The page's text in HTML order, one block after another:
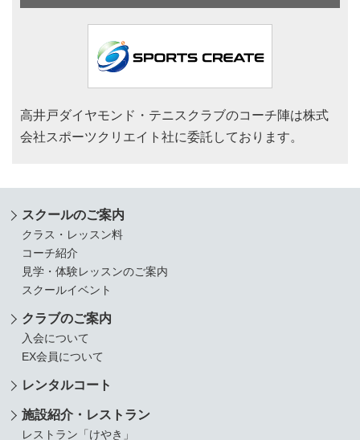
高井戸ダイヤモンド・テニスクラブのコーチ陣は株式
会社スポーツクリエイト社に委託しております。
スクールのご案内
クラス・レッスン料
コーチ紹介
見学・体験レッスンのご案内
スクールイベント
クラブのご案内
入会について
EX会員について
レンタルコート
施設紹介・レストラン
レストラン「けやき」